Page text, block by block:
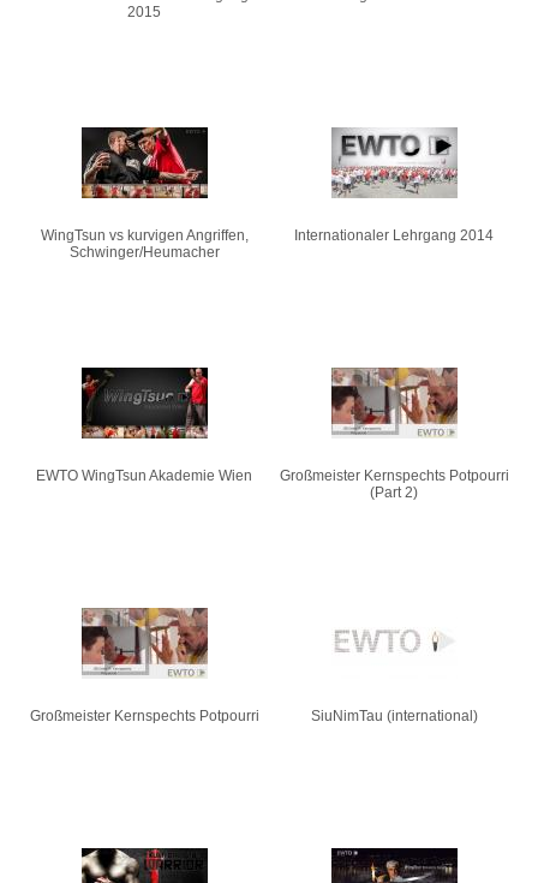
2015
WingTsun vs kurvigen Angriffen,
Schwinger/Heumacher
Internationaler Lehrgang 2014
EWTO WingTsun Akademie Wien
Großmeister Kernspechts Potpourri
(Part 2)
Großmeister Kernspechts Potpourri SiuNimTau (international)